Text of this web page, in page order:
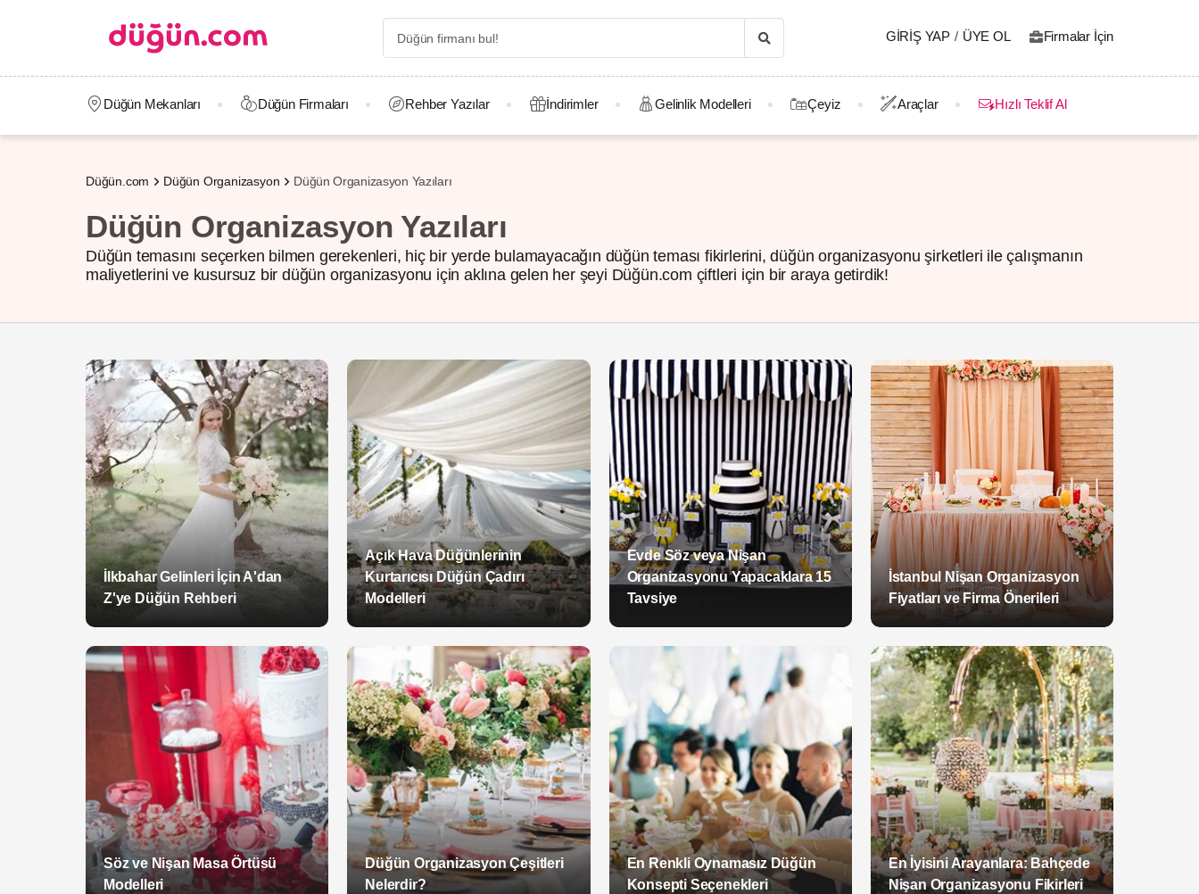
GIRIŞ YAP / ÜYE OL Firmalar İçin
Düğün Mekanları Düğün Firmaları Rehber Yazılar İndirimler Gelinlik Modelleri Çeyiz Araçlar Hızlı Teklif Al
Düğün.com Düğün Organizasyon Düğün Organizasyon Yazıları
Düğün Organizasyon Yazıları
Düğün temasını seçerken bilmen gerekenleri, hiç bir yerde bulamayacağın düğün teması fikirlerini, düğün organizasyonu şirketleri ile çalışmanın
maliyetlerini ve kusursuz bir düğün organizasyonu için aklına gelen her şeyi Düğün.com çiftleri için bir araya getirdik!
İlkbahar Gelinleri İçin A'dan
Z'ye Düğün Rehberi
Açık Hava Düğünlerinin
Kurtarıcısı Düğün Çadırı
Modelleri
Evde Söz veya Nişan
Organizasyonu Yapacaklara 15
Tavsiye
İstanbul Nişan Organizasyon
Fiyatları ve Firma Önerileri
Söz ve Nişan Masa Örtüsü
Modelleri
Düğün Organizasyon Çeşitleri
Nelerdir?
En Renkli Oynamasız Düğün
Konsepti Seçenekleri
En İyisini Arayanlara: Bahçede
Nişan Organizasyonu Fikirleri